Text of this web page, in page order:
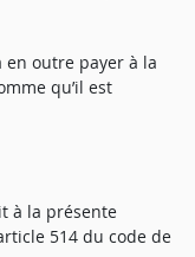
en outre payer à la
qu’il est
à la présente
514 du code de